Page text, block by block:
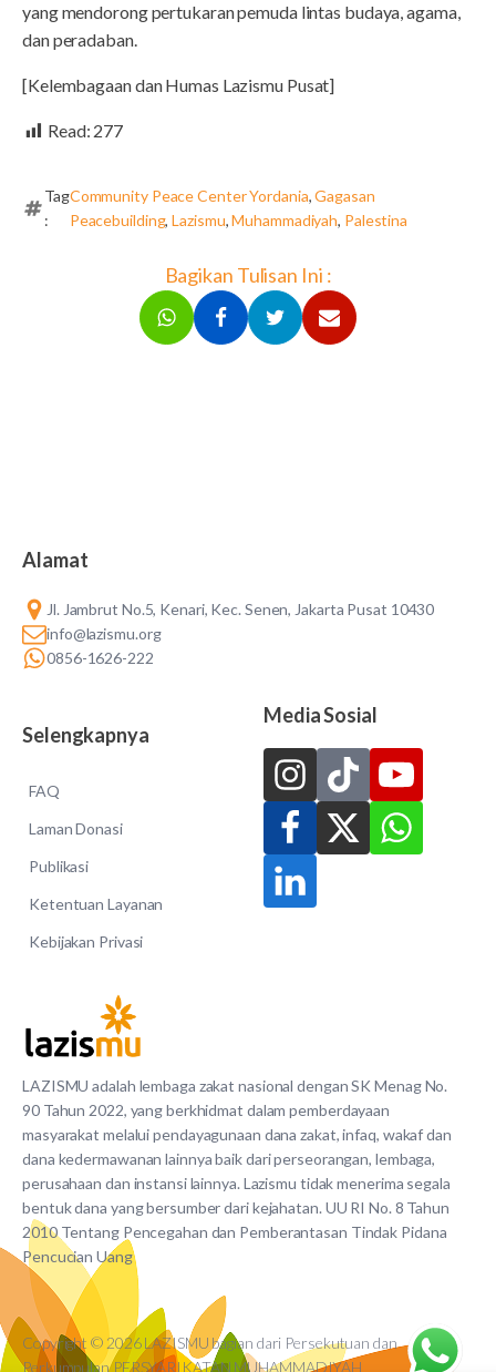
yang mendorong pertukaran pemuda lintas budaya, agama,
dan peradaban.
[Kelembagaan dan Humas Lazismu Pusat]
Read: 277
Tag
:
Community Peace Center Yordania,Gagasan
Peacebuilding,Lazismu,Muhammadiyah, Palestina
Bagikan Tulisan Ini :
LAZISMU adalah lembaga zakat nasional dengan SK Menag No.
90 Tahun 2022, yang berkhidmat dalam pemberdayaan
masyarakat melalui pendayagunaan dana zakat, infaq, wakaf dan
dana kedermawanan lainnya baik dari perseorangan, lembaga,
perusahaan dan instansi lainnya. Lazismu tidak menerima segala
bentuk dana yang bersumber dari kejahatan. UU RI No. 8 Tahun
2010 Tentang Pencegahan dan Pemberantasan Tindak Pidana
Pencucian Uang
Alamat
Jl. Jambrut No.5, Kenari, Kec. Senen, Jakarta Pusat 10430
info@lazismu.org
0856-1626-222
Selengkapnya
FAQ
Laman Donasi
Publikasi
Ketentuan Layanan
Kebijakan Privasi
Media Sosial
Copyright © 2026 LAZISMU bagian dari Persekutuan dan
Perkumpulan PERSYARIKATAN MUHAMMADIYAH